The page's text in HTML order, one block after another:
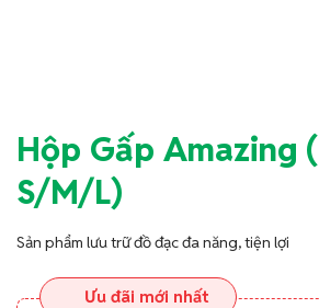
Hộp Gấp Amazing
S/M/L)
Sản phẩm lưu trữ đồ đạc đa năng, tiện lợi
Ưu đãi mới nhất